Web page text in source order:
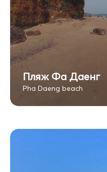
Пляж Фа Даенг
Pha Daeng beach